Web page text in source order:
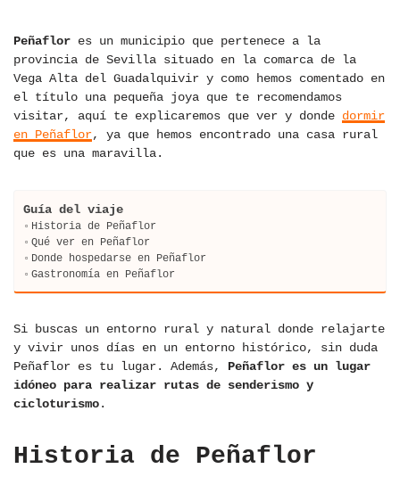
Peñaflor es un municipio que pertenece a la
provincia de Sevilla situado en la comarca de la
Vega Alta del Guadalquivir y como hemos comentado en
el título una pequeña joya que te recomendamos
visitar, aquí te explicaremos que ver y donde dormir
en Peñaflor, ya que hemos encontrado una casa rural
que es una maravilla.
Guía del viaje
Historia de Peñaflor
Qué ver en Peñaflor
Donde hospedarse en Peñaflor
Gastronomía en Peñaflor
Si buscas un entorno rural y natural donde relajarte
y vivir unos días en un entorno histórico, sin duda
Peñaflor es tu lugar. Además, Peñaflor es un lugar
idóneo para realizar rutas de senderismo y
cicloturismo.
Historia de Peñaflor